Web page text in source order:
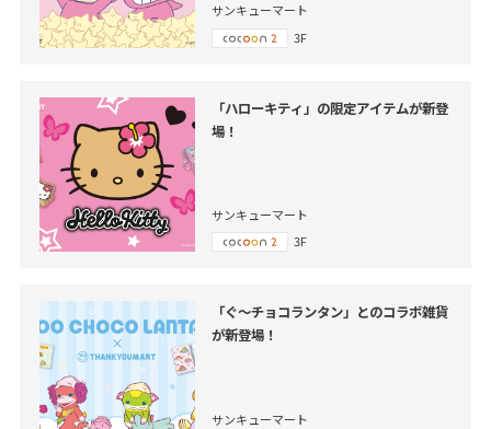
サンキューマート
3F
「ハローキティ」の限定アイテムが新登
場！
サンキューマート
3F
「ぐ～チョコランタン」とのコラボ雑貨
が新登場！
サンキューマート